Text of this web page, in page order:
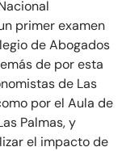
primer examen
de Abogados
de por esta
de Las
por el Aula de
Palmas, y
el impacto de